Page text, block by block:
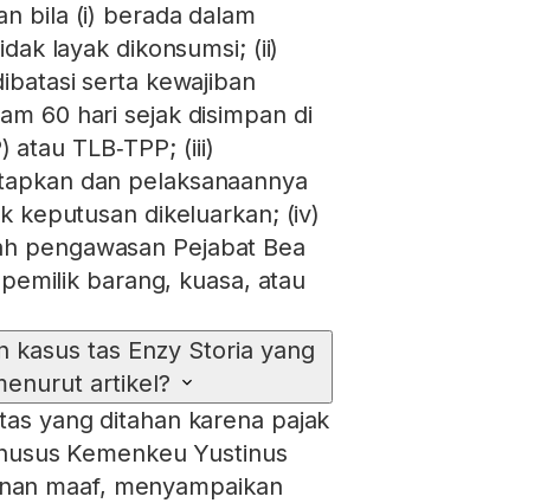
bila (i) berada dalam
layak dikonsumsi; (ii)
serta kewajiban
60 hari sejak disimpan di
TLB‑TPP; (iii)
dan pelaksanaannya
keputusan dikeluarkan; (iv)
pengawasan Pejabat Bea
barang, kuasa, atau
kasus tas Enzy Storia yang
artikel?
yang ditahan karena pajak
Kemenkeu Yustinus
maaf, menyampaikan